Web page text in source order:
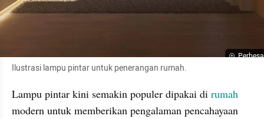
Ilustrasi lampu pintar untuk penerangan rumah.
Lampu pintar kini semakin populer dipakai di rumah
modern untuk memberikan pengalaman pencahayaan